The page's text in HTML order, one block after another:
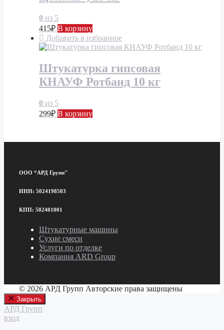
0 из 5
415₽ В корзину
Добавить в избранное
Штукатурка гипсовая
КНАУФ Ротбанд 10 кг
0 из 5
299₽ В корзину
ООО “АРД Групп"
ИНН: 5024198503
КПП: 502401001
Штукатурные машины
Сухие смеси
Услуги по отделке
Компания ARD Group
© 2026 АРД Групп Авторские права защищены
Закрыть
АРД Групп
вход